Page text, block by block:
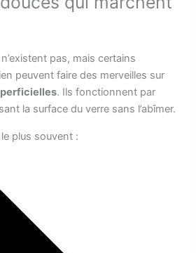
pas, mais certains
peuvent faire des merveilles sur
. Ils fonctionnent par
la surface du verre sans l’abîmer.
le plus souvent :